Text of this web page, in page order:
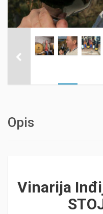
Opis
Vinarija